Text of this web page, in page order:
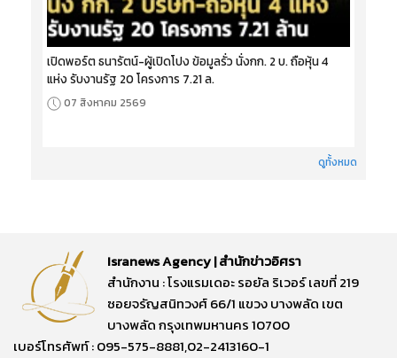
เปิดพอร์ต ธนารัตน์-ผู้เปิดโปง ข้อมูลรั่ว นั่งกก. 2 บ. ถือหุ้น 4
แห่ง รับงานรัฐ 20 โครงการ 7.21 ล.
07 สิงหาคม 2569
ดูทั้งหมด
Isranews Agency | สำนักข่าวอิศรา
สำนักงาน : โรงแรมเดอะ รอยัล ริเวอร์ เลขที่ 219
ซอยจรัญสนิทวงศ์ 66/1 แขวง บางพลัด เขต
บางพลัด กรุงเทพมหานคร 10700
เบอร์โทรศัพท์ : 095-575-8881,02-2413160-1